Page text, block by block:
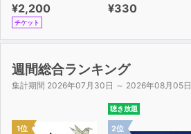
相羽あいな
¥2,200
チケット
¥330
週間総合ランキング
集計期間 2026年07月30日 ～ 2026年08月05日
1位
聴き放題
2位